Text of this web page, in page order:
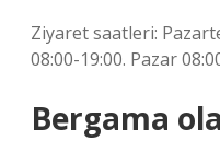
Ziyaret saatleri:
08:00-19:00. Pazar
Bergama